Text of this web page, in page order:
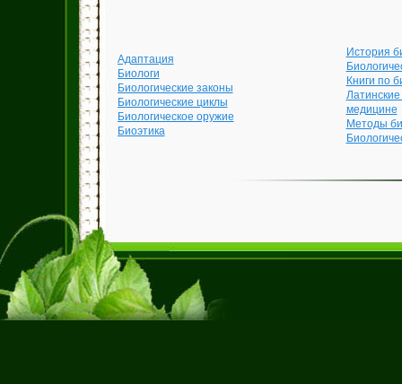
Адаптация
Биологи
Биологические законы
Биологические циклы
Биологическое оружие
Биоэтика
История
Книги по
медицине
Методы